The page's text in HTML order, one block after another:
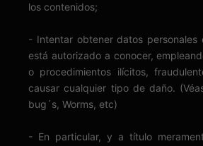
los contenidos;
- Intentar obtener datos personales
está autorizado a conocer,
o procedimientos ilícitos,
causar cualquier tipo de daño.
bug´s, Worms, etc)
- En particular, y a título